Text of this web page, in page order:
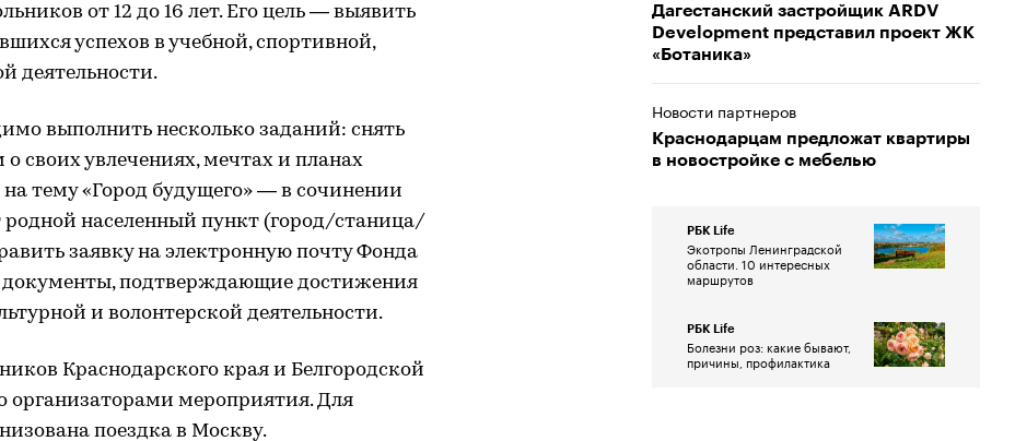
от 12 до 16 лет. Его цель — выявить
успехов в учебной, спортивной,
деятельности.
выполнить несколько заданий: снять
своих увлечениях, мечтах и планах
на тему «Город будущего» — в сочинении
родной населенный пункт (город/станица/
заявку на электронную почту Фонда
подтверждающие достижения
и волонтерской деятельности.
Краснодарского края и Белгородской
организаторами мероприятия. Для
поездка в Москву.
Дагестанский застройщик ARDV
Development представил проект ЖК
«Ботаника»
Новости партнеров
Краснодарцам предложат квартиры
в новостройке с мебелью
РБК Life
Экотропы Ленинградской
области. 10 интересных
маршрутов
РБК Life
Болезни роз: какие бывают,
причины, профилактика